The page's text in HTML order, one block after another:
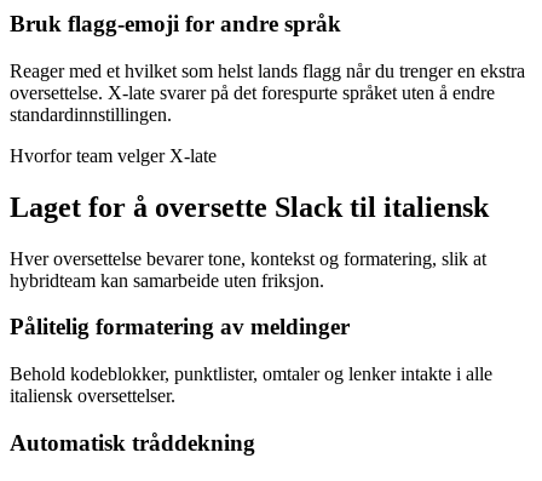
Bruk flagg-emoji for andre språk
Reager med et hvilket som helst lands flagg når du trenger en ekstra
oversettelse. X-late svarer på det forespurte språket uten å endre
standardinnstillingen.
Hvorfor team velger X-late
Laget for å oversette Slack til italiensk
Hver oversettelse bevarer tone, kontekst og formatering, slik at
hybridteam kan samarbeide uten friksjon.
Pålitelig formatering av meldinger
Behold kodeblokker, punktlister, omtaler og lenker intakte i alle
italiensk oversettelser.
Automatisk tråddekning